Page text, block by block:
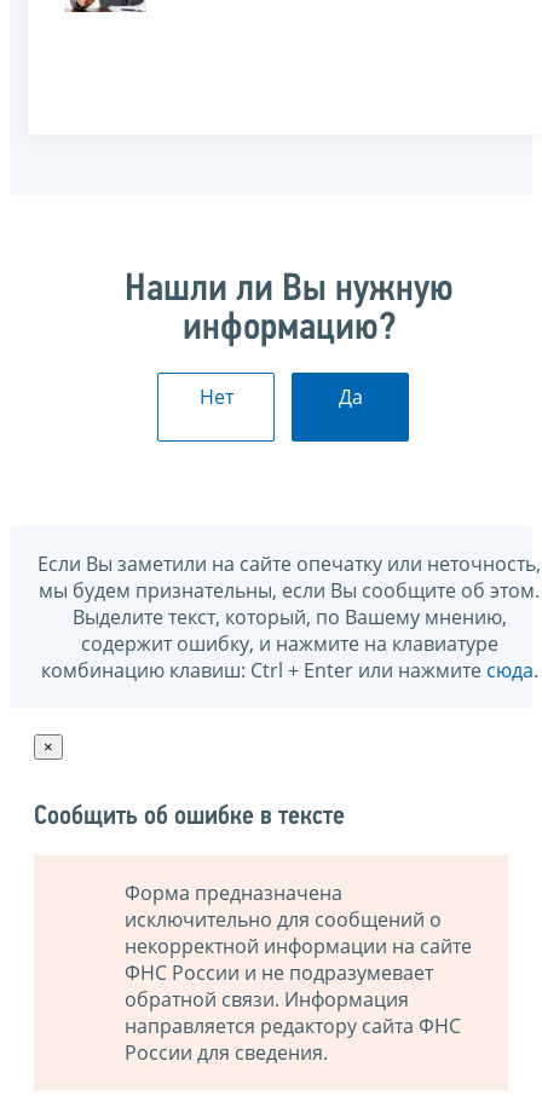
Нашли ли Вы нужную
информацию?
Нет Да
Если Вы заметили на сайте опечатку или неточность,
мы будем признательны, если Вы сообщите об этом.
Выделите текст, который, по Вашему мнению,
содержит ошибку, и нажмите на клавиатуре
комбинацию клавиш: Ctrl + Enter или нажмите сюда.
×
Сообщить об ошибке в тексте
Форма предназначена
исключительно для сообщений о
некорректной информации на сайте
ФНС России и не подразумевает
обратной связи. Информация
направляется редактору сайта ФНС
России для сведения.